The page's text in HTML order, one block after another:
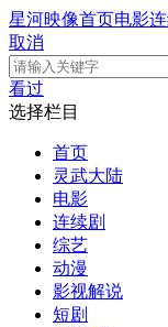
星河映像首页电影
取消
看过
选择栏目
首页
灵武大陆
电影
连续剧
综艺
动漫
影视解说
短剧